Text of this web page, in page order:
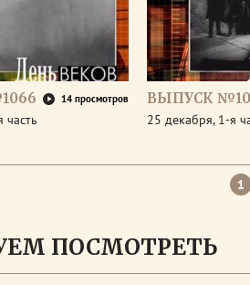
14 просмотров
часть
ВЫПУСК
25 декабря, 1-я
1
ПОСМОТРЕТЬ